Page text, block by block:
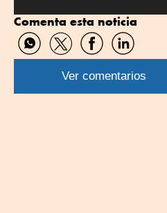
Comenta esta noticia
Compartir
por
WhatsApp
Compartir
por
Twitter
Compartir
por
Facebook
Compartir
por
Linkedin
Ver comentarios